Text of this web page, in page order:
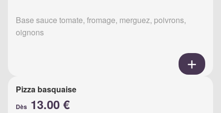
Base sauce tomate, fromage, merguez, poivrons,
oignons
Pizza basquaise
Dès 13.00 €